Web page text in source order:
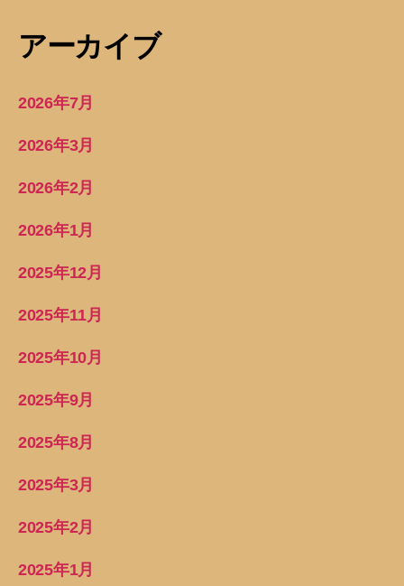
アーカイブ
2026年7月
2026年3月
2026年2月
2026年1月
2025年12月
2025年11月
2025年10月
2025年9月
2025年8月
2025年3月
2025年2月
2025年1月